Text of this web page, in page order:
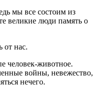
мы все состоим из
великие люди память о
от нас.
человек-животное.
войны, невежество,
нечего.